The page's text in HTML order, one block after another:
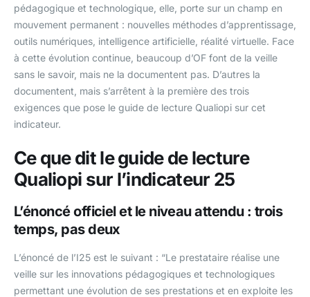
pédagogique et technologique, elle, porte sur un champ en
mouvement permanent : nouvelles méthodes d’apprentissage,
outils numériques, intelligence artificielle, réalité virtuelle. Face
à cette évolution continue, beaucoup d’OF font de la veille
sans le savoir, mais ne la documentent pas. D’autres la
documentent, mais s’arrêtent à la première des trois
exigences que pose le guide de lecture Qualiopi sur cet
indicateur.
Ce que dit le guide de lecture
Qualiopi sur l’indicateur 25
L’énoncé officiel et le niveau attendu : trois
temps, pas deux
L’énoncé de l’I25 est le suivant : “Le prestataire réalise une
veille sur les innovations pédagogiques et technologiques
permettant une évolution de ses prestations et en exploite les